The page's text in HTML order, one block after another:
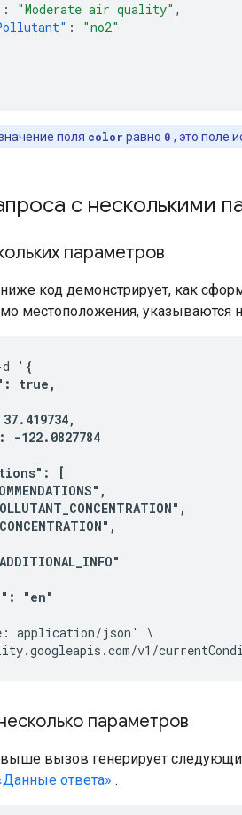
: "Moderate air quality" ,
:
"no2"
поля color равно 0 , это поле
с несколькими
параметров
код демонстрирует, как
местоположения, указываются
d ' {
true,
-122.0827784
[
"en"
application/json' \
v1/
параметров
вызов генерирует
ответа» .